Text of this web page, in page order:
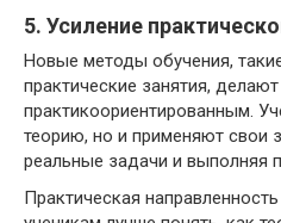
5. Усиление
Новые методы обучения,
практические занятия,
практикоориентированным.
теорию, но и применяют свои
реальные задачи и выполняя
Практическая